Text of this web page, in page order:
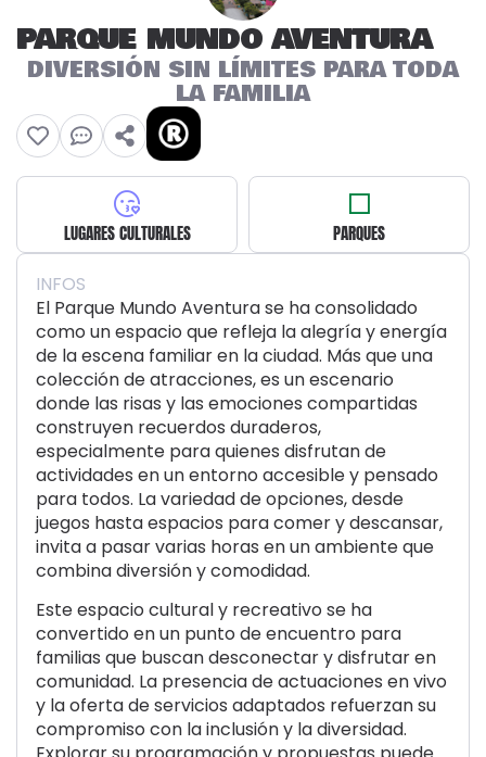
PARQUE MUNDO AVENTURA
DIVERSIÓN SIN LÍMITES PARA TODA
LA FAMILIA
LUGARES CULTURALES PARQUES
INFOS
El Parque Mundo Aventura se ha consolidado
como un espacio que refleja la alegría y energía
de la escena familiar en la ciudad. Más que una
colección de atracciones, es un escenario
donde las risas y las emociones compartidas
construyen recuerdos duraderos,
especialmente para quienes disfrutan de
actividades en un entorno accesible y pensado
para todos. La variedad de opciones, desde
juegos hasta espacios para comer y descansar,
invita a pasar varias horas en un ambiente que
combina diversión y comodidad.
Este espacio cultural y recreativo se ha
convertido en un punto de encuentro para
familias que buscan desconectar y disfrutar en
comunidad. La presencia de actuaciones en vivo
y la oferta de servicios adaptados refuerzan su
compromiso con la inclusión y la diversidad.